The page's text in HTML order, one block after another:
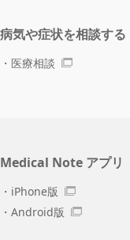
病気や症状を相談する
医療相談
Medical Note アプリ
iPhone版
Android版